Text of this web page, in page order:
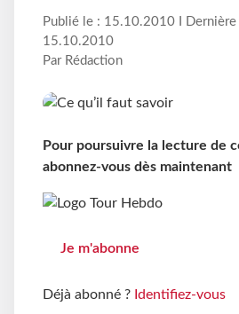
Publié le : 15.10.2010 I
15.10.2010
Par Rédaction
Pour poursuivre la lecture de
abonnez-vous dès maintenant
Je m'abonne
Déjà abonné ? Identifiez-vous